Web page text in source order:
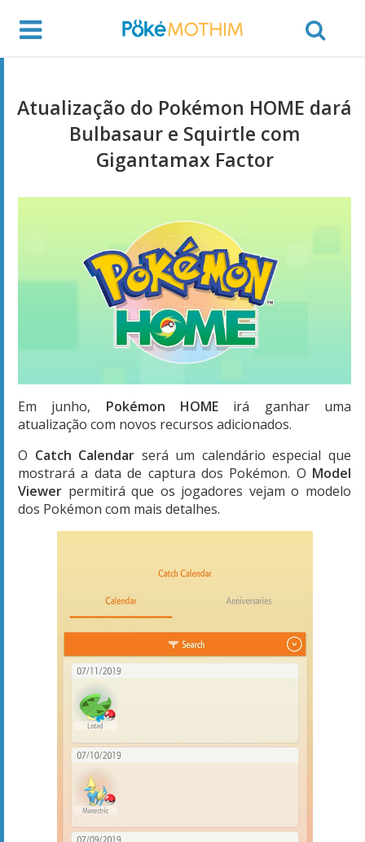
Atualização do Pokémon HOME dará
Bulbasaur e Squirtle com
Gigantamax Factor
Em junho, Pokémon HOME irá ganhar uma
atualização com novos recursos adicionados.
O Catch Calendar será um calendário especial que
mostrará a data de captura dos Pokémon. O Model
Viewer permitirá que os jogadores vejam o modelo
dos Pokémon com mais detalhes.